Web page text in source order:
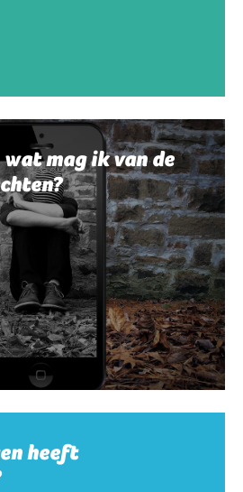
mag ik van de
heeft